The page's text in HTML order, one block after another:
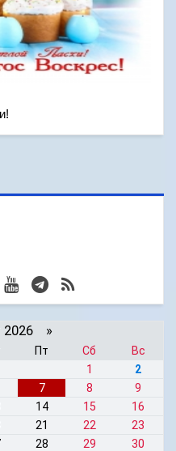
2026 »
Пт Сб
Вс
1
2
7 8
9
14 15
16
21 22
23
28 29
30